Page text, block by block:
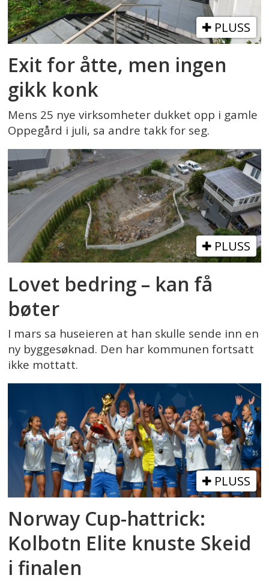
PLUSS
Exit for åtte, men ingen
gikk konk
Mens 25 nye virksomheter dukket opp i gamle
Oppegård i juli, sa andre takk for seg.
PLUSS
Lovet bedring – kan få
bøter
I mars sa huseieren at han skulle sende inn en
ny byggesøknad. Den har kommunen fortsatt
ikke mottatt.
PLUSS
Norway Cup-hattrick:
Kolbotn Elite knuste Skeid
i finalen